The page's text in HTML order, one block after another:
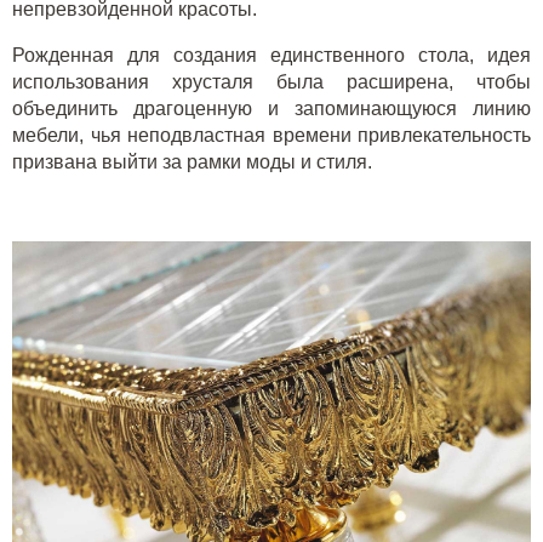
непревзойденной красоты.
Рожденная для создания единственного стола, идея
использования хрусталя была расширена, чтобы
объединить драгоценную и запоминающуюся линию
мебели, чья неподвластная времени привлекательность
призвана выйти за рамки моды и стиля.